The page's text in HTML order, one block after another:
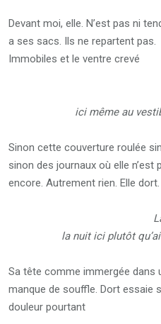
Devant moi, elle. N’est pas ni
a ses sacs. Ils ne repartent pas.
Immobiles et le ventre crevé
ici même au
Sinon cette couverture roulée
sinon des journaux où elle n’est
encore. Autrement rien. Elle
la nuit ici plutôt
Sa tête comme immergée dans
manque de souffle. Dort essaie
douleur pourtant